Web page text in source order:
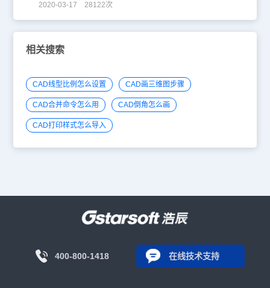
2020-03-17 28122次
相关搜索
CAD线型比例怎么设置 CAD画三维图步骤
CAD合并命令怎么用 CAD倒角怎么画
CAD打印样式怎么导入
400-800-1418 在线技术支持